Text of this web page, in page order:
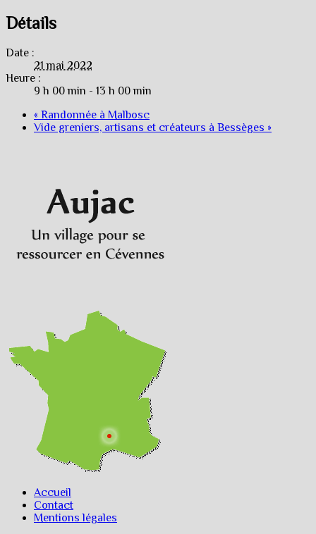
Détails
Date :
21 mai 2022
Heure :
9 h 00 min - 13 h 00 min
« Randonnée à Malbosc
Vide greniers, artisans et créateurs à Bessèges »
Accueil
Contact
Mentions légales